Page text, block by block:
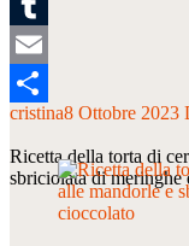
Yummly
Tumblr
Email
Condividi
cristina8 Ottobre 2023
Ricetta della torta di
sbriciolata di meringhe